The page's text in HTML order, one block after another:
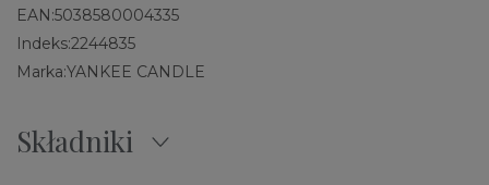
EAN:5038580004335
Indeks:2244835
Marka:YANKEE CANDLE
Składniki